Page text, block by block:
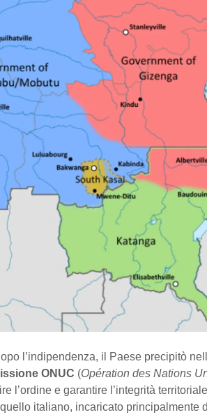
l’indipendenza, il Paese precipitò
ONUC (Opération des Nations
l’ordine e garantire l’integrità
italiano, incaricato principalmente